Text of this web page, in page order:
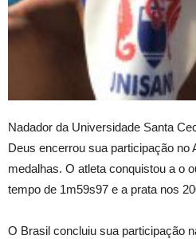
Nadador da Universidade Santa
Deus encerrou sua participação no
medalhas. O atleta conquistou a o
tempo de 1m59s97 e a prata nos
O Brasil concluiu sua participação